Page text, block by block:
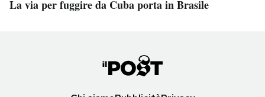
La via per fuggire da Cuba porta in Brasile